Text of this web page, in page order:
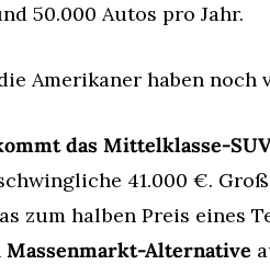
50.000 Autos pro Jahr.
Amerikaner haben noch
das Mittelklasse-
41.000 €.
zum halben Preis eines
Massenmarkt-Alternative